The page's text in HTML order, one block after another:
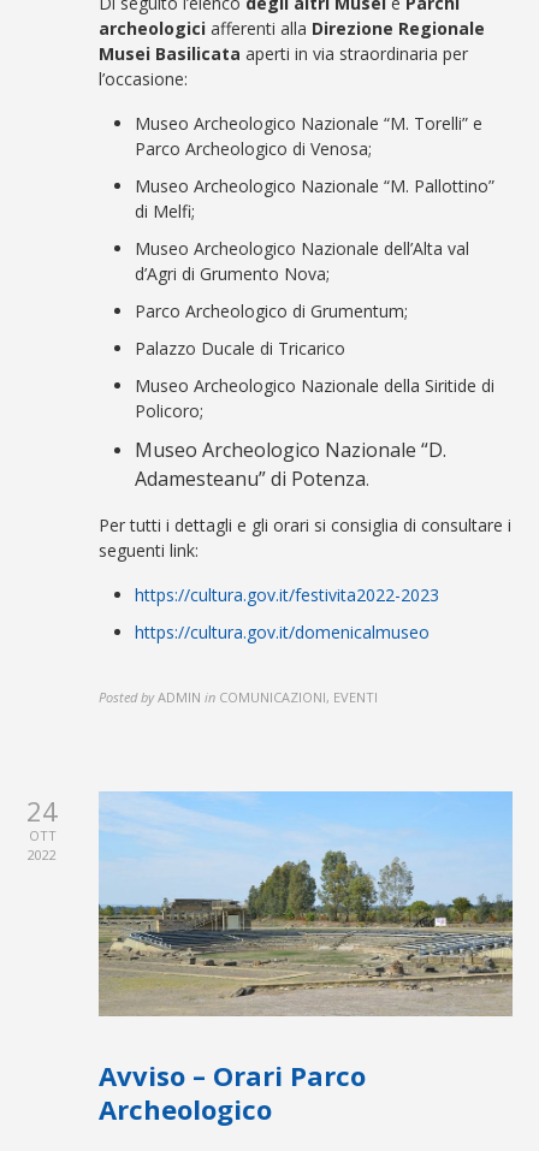
archeologici afferenti alla Direzione Regionale
Musei Basilicata aperti in via straordinaria per
l’occasione:
Museo Archeologico Nazionale “M. Torelli” e
Parco Archeologico di Venosa;
Museo Archeologico Nazionale “M. Pallottino”
di Melfi;
Museo Archeologico Nazionale dell’Alta val
d’Agri di Grumento Nova;
Parco Archeologico di Grumentum;
Palazzo Ducale di Tricarico
Museo Archeologico Nazionale della Siritide di
Policoro;
Museo Archeologico Nazionale “D.
Adamesteanu” di Potenza.
Per tutti i dettagli e gli orari si consiglia di consultare i
seguenti link:
https://cultura.gov.it/festivita2022-2023
https://cultura.gov.it/domenicalmuseo
Posted by ADMIN in COMUNICAZIONI, EVENTI
24
OTT
2022
Avviso – Orari Parco
Archeologico